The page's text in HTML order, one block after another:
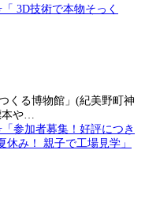
くる博物館」(紀美野町神
本や…